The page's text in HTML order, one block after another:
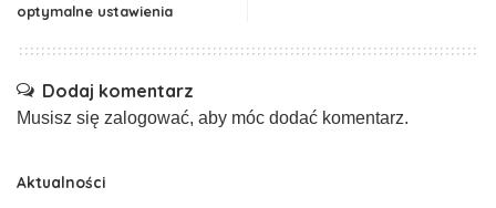
optymalne ustawienia
Dodaj komentarz
Musisz się zalogować, aby móc dodać komentarz.
Aktualności